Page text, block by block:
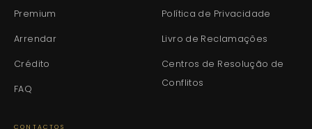
Premium
Arrendar
Crédito
FAQ
Política de Privacidade
Livro de Reclamações
Centros de Resolução de
Conflitos
CONTACTOS